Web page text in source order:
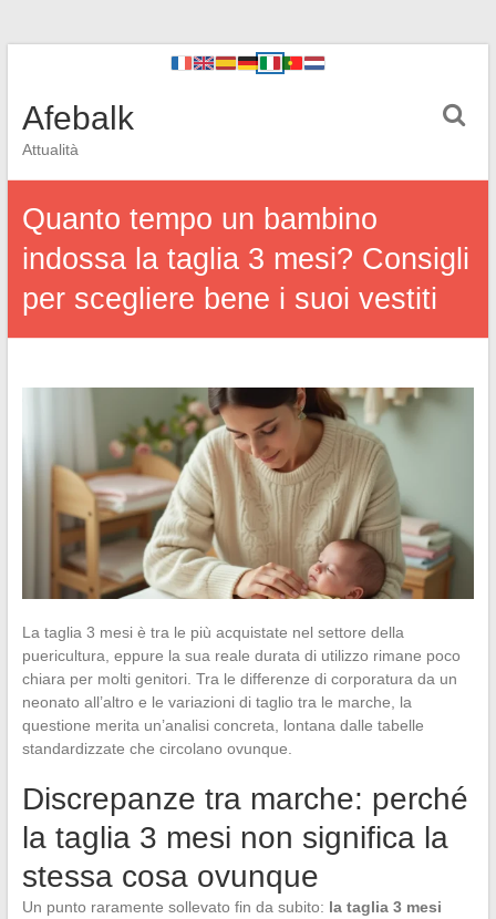
Afebalk
Attualità
Quanto tempo un bambino
indossa la taglia 3 mesi? Consigli
per scegliere bene i suoi vestiti
La taglia 3 mesi è tra le più acquistate nel settore della
puericultura, eppure la sua reale durata di utilizzo rimane poco
chiara per molti genitori. Tra le differenze di corporatura da un
neonato all’altro e le variazioni di taglio tra le marche, la
questione merita un’analisi concreta, lontana dalle tabelle
standardizzate che circolano ovunque.
Discrepanze tra marche: perché
la taglia 3 mesi non significa la
stessa cosa ovunque
Un punto raramente sollevato fin da subito: la taglia 3 mesi